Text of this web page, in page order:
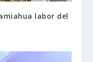
labor del